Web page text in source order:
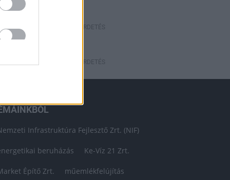
HIRDETÉS
HIRDETÉS
Infrastruktúra Fejlesztő Zrt. (NIF)
beruházás Ke-Víz 21 Zrt.
Építő Zrt. műemlékfelújítás